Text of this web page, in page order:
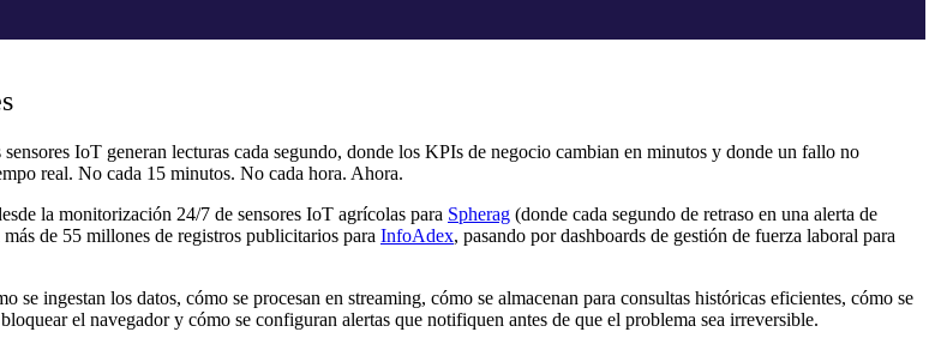
IoT generan lecturas cada segundo, donde los KPIs de negocio cambian en minutos y donde un fallo no
real. No cada 15 minutos. No cada hora. Ahora.
la monitorización 24/7 de sensores IoT agrícolas para Spherag (donde cada segundo de retraso en una alerta de
de 55 millones de registros publicitarios para InfoAdex, pasando por dashboards de gestión de fuerza laboral para
ingestan los datos, cómo se procesan en streaming, cómo se almacenan para consultas históricas eficientes, cómo se
el navegador y cómo se configuran alertas que notifiquen antes de que el problema sea irreversible.